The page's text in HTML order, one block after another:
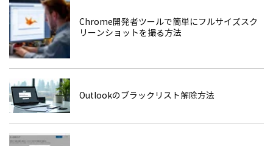
Chrome開発者ツールで簡単にフルサイズスク
リーンショットを撮る方法
Outlookのブラックリスト解除方法